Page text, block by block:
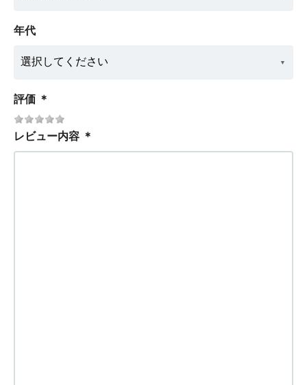
年代
評価 ＊
レビュー内容 ＊